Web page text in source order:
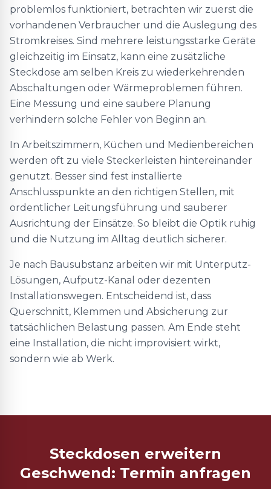
problemlos funktioniert, betrachten wir zuerst die
vorhandenen Verbraucher und die Auslegung des
Stromkreises. Sind mehrere leistungsstarke Geräte
gleichzeitig im Einsatz, kann eine zusätzliche
Steckdose am selben Kreis zu wiederkehrenden
Abschaltungen oder Wärmeproblemen führen.
Eine Messung und eine saubere Planung
verhindern solche Fehler von Beginn an.
In Arbeitszimmern, Küchen und Medienbereichen
werden oft zu viele Steckerleisten hintereinander
genutzt. Besser sind fest installierte
Anschlusspunkte an den richtigen Stellen, mit
ordentlicher Leitungsführung und sauberer
Ausrichtung der Einsätze. So bleibt die Optik ruhig
und die Nutzung im Alltag deutlich sicherer.
Je nach Bausubstanz arbeiten wir mit Unterputz-
Lösungen, Aufputz-Kanal oder dezenten
Installationswegen. Entscheidend ist, dass
Querschnitt, Klemmen und Absicherung zur
tatsächlichen Belastung passen. Am Ende steht
eine Installation, die nicht improvisiert wirkt,
sondern wie ab Werk.
Steckdosen erweitern
Geschwend: Termin anfragen